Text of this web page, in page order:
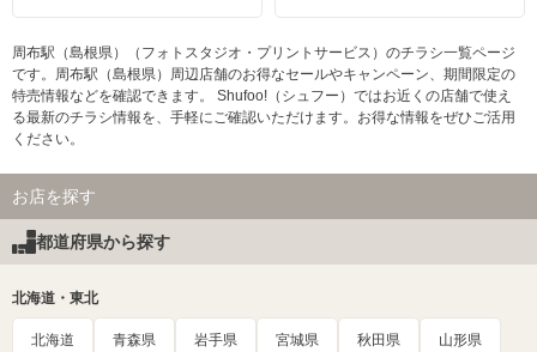
周布駅（島根県）（フォトスタジオ・プリントサービス）のチラシ一覧ページ
です。周布駅（島根県）周辺店舗のお得なセールやキャンペーン、期間限定の
特売情報などを確認できます。 Shufoo!（シュフー）ではお近くの店舗で使え
る最新のチラシ情報を、手軽にご確認いただけます。お得な情報をぜひご活用
ください。
お店を探す
都道府県から探す
北海道・東北
北海道 青森県 岩手県 宮城県 秋田県 山形県